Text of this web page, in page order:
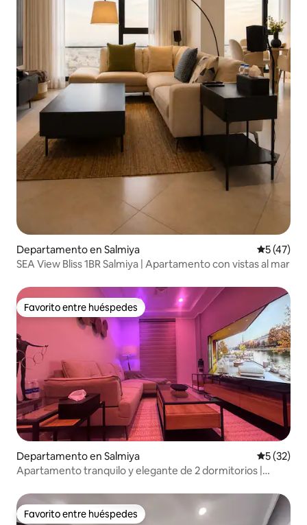
Departamento en Salmiya
5 (47)
SEA View Bliss 1BR Salmiya | Apartamento con vistas al mar
Favorito entre huéspedes
Favorito entre huéspedes
Departamento en Salmiya
5 (32)
Apartamento tranquilo y elegante de 2 dormitorios |
Favorito entre huéspedes
Favorito entre huéspedes